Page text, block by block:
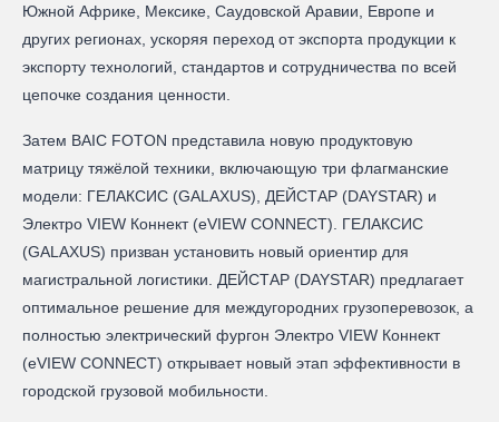
Южной Африке, Мексике, Саудовской Аравии, Европе и
других регионах, ускоряя переход от экспорта продукции к
экспорту технологий, стандартов и сотрудничества по всей
цепочке создания ценности.
Затем BAIC FOTON представила новую продуктовую
матрицу тяжёлой техники, включающую три флагманские
модели: ГЕЛАКСИС (GALAXUS), ДЕЙСТАР (DAYSTAR) и
Электро VIEW Коннект (eVIEW CONNECT). ГЕЛАКСИС
(GALAXUS) призван установить новый ориентир для
магистральной логистики. ДЕЙСТАР (DAYSTAR) предлагает
оптимальное решение для междугородних грузоперевозок, а
полностью электрический фургон Электро VIEW Коннект
(eVIEW CONNECT) открывает новый этап эффективности в
городской грузовой мобильности.